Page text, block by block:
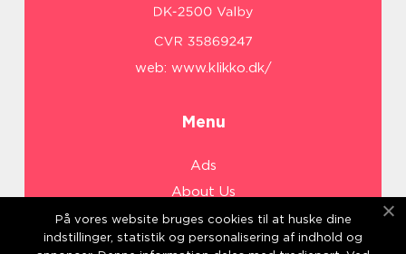
web: www.klikko.dk/
Menu
Ads
About Us
Cookies
Contact
På vores website bruges cookies til at huske dine
indstillinger, statistik og personalisering af indhold og